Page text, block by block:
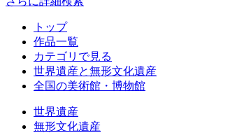
トップ
作品一覧
カテゴリで見る
世界遺産と無形文化遺産
全国の美術館・博物館
世界遺産
無形文化遺産